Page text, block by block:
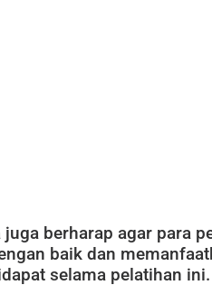
juga berharap agar para
baik dan
selama pelatihan ini.